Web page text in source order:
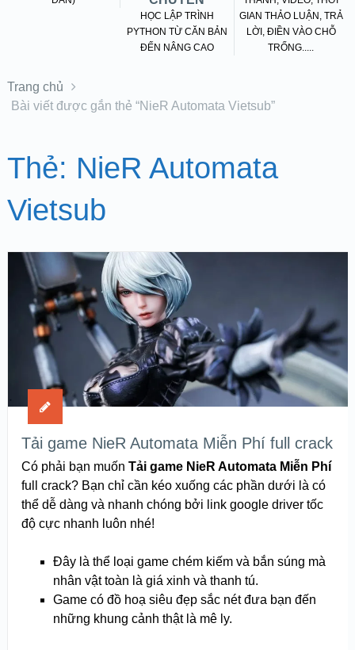
HỌC LẬP TRÌNH
PYTHON TỪ CĂN BẢN
ĐẾN NÂNG CAO
GIAN THẢO LUẬN, TRẢ
LỜI, ĐIỀN VÀO CHỖ
TRỐNG.....
Trang chủ
Bài viết được gắn thẻ “NieR Automata Vietsub”
Thẻ: NieR Automata
Vietsub
Tải game NieR Automata Miễn Phí full crack
Có phải bạn muốn Tải game NieR Automata Miễn Phí
full crack? Bạn chỉ cần kéo xuống các phần dưới là có
thể dễ dàng và nhanh chóng bởi link google driver tốc
độ cực nhanh luôn nhé!
Đây là thể loại game chém kiếm và bắn súng mà
nhân vật toàn là giá xinh và thanh tú.
Game có đồ hoạ siêu đẹp sắc nét đưa bạn đến
những khung cảnh thật là mê ly.